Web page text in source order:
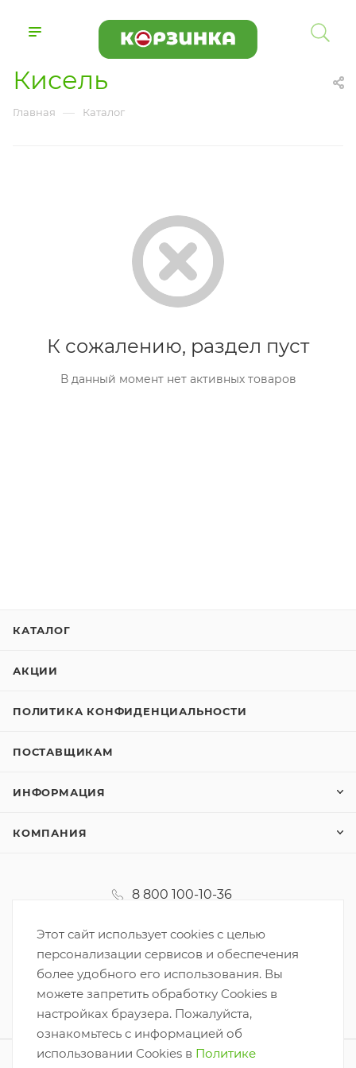
Кисель
Главная — Каталог
К сожалению, раздел пуст
В данный момент нет активных товаров
КАТАЛОГ
АКЦИИ
ПОЛИТИКА КОНФИДЕНЦИАЛЬНОСТИ
ПОСТАВЩИКАМ
ИНФОРМАЦИЯ
КОМПАНИЯ
8 800 100-10-36
Этот сайт использует cookies с целью
персонализации сервисов и обеспечения
более удобного его использования. Вы
можете запретить обработку Cookies в
настройках браузера. Пожалуйста,
ознакомьтесь с информацией об
использовании Cookies в Политике